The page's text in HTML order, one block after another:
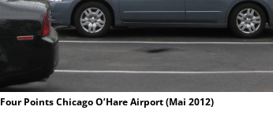
Four Points Chicago O’Hare Airport (Mai 2012)